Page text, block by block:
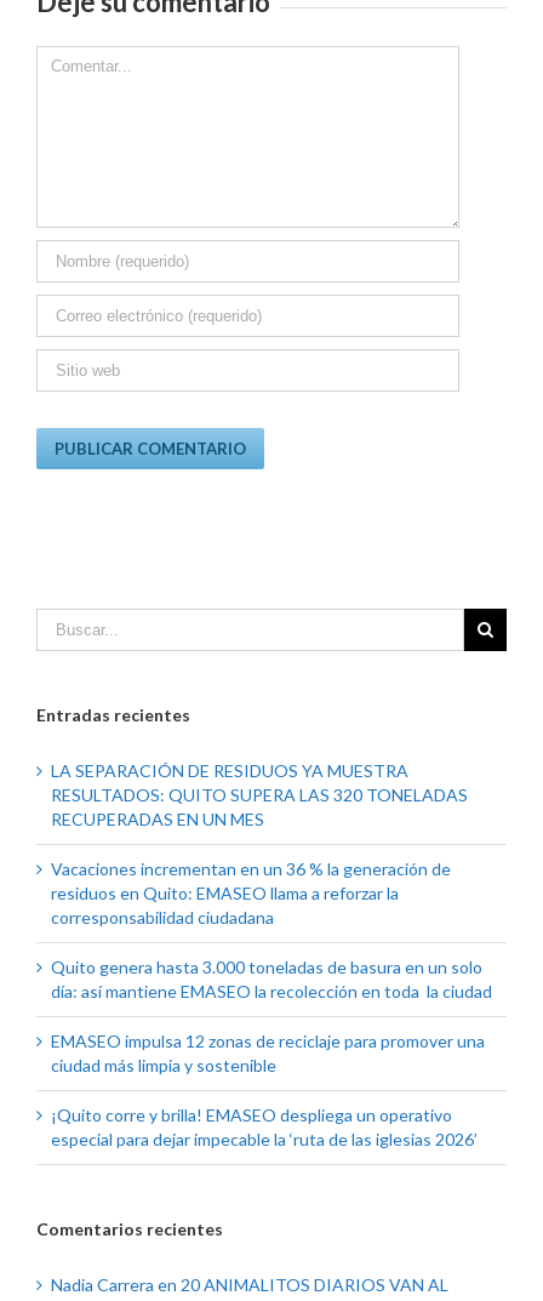
Comment
Entradas recientes
LA SEPARACIÓN DE RESIDUOS YA MUESTRA
RESULTADOS: QUITO SUPERA LAS 320 TONELADAS
RECUPERADAS EN UN MES
Vacaciones incrementan en un 36 % la generación de
residuos en Quito: EMASEO llama a reforzar la
corresponsabilidad ciudadana
Quito genera hasta 3.000 toneladas de basura en un solo
día: así mantiene EMASEO la recolección en toda la ciudad
EMASEO impulsa 12 zonas de reciclaje para promover una
ciudad más limpia y sostenible
¡Quito corre y brilla! EMASEO despliega un operativo
especial para dejar impecable la ‘ruta de las iglesias 2026’
Comentarios recientes
Nadia Carrera en 20 ANIMALITOS DIARIOS VAN AL